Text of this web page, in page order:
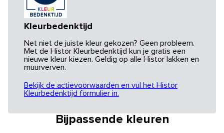
Kleurbedenktijd
Net niet de juiste kleur gekozen? Geen probleem.
Met de Histor Kleurbedenktijd kun je gratis een
nieuwe kleur kiezen. Geldig op alle Histor lakken en
muurverven.
Bekijk de actievoorwaarden en vul het Histor
Kleurbedenktijd formulier in.
Bijpassende kleuren